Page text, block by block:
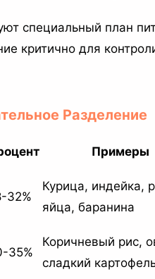
специальный план
критично для
Разделение
Примеры
32%
Курица, индейка,
яйца, баранина
35%
Коричневый рис,
сладкий